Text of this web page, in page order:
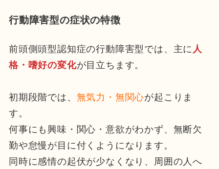
行動障害型の症状の特徴
前頭側頭型認知症の行動障害型では、主に人
格・嗜好の変化が目立ちます。
初期段階では、 無気力・無関心が起こりま
す。
何事にも興味・関心・意欲がわかず、無断欠
勤や怠慢が目に付くようになります。
同時に感情の起伏が少なくなり、周囲の人へ